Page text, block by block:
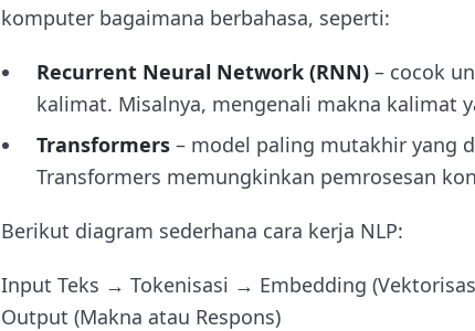
komputer bagaimana berbahasa, seperti:
Recurrent Neural Network (RNN) – cocok
kalimat. Misalnya, mengenali makna kalimat
Transformers – model paling mutakhir yang
Transformers memungkinkan pemrosesan
Berikut diagram sederhana cara kerja NLP:
Input Teks → Tokenisasi → Embedding
Output (Makna atau Respons)